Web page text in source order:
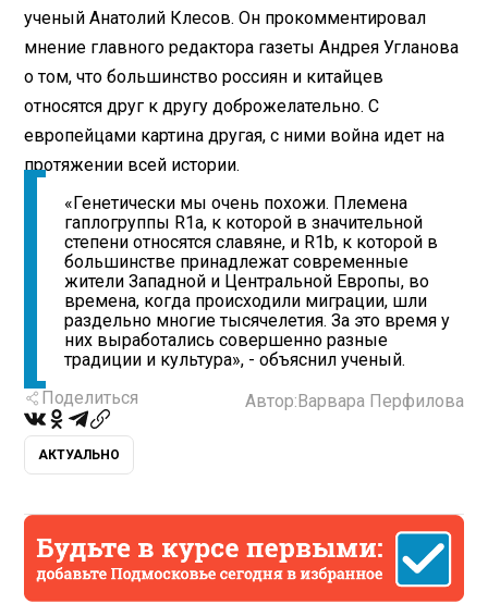
ученый Анатолий Клесов. Он прокомментировал
мнение главного редактора газеты Андрея Угланова
о том, что большинство россиян и китайцев
относятся друг к другу доброжелательно. С
европейцами картина другая, с ними война идет на
протяжении всей истории.
«Генетически мы очень похожи. Племена
гаплогруппы R1a, к которой в значительной
степени относятся славяне, и R1b, к которой в
большинстве принадлежат современные
жители Западной и Центральной Европы, во
времена, когда происходили миграции, шли
раздельно многие тысячелетия. За это время у
них выработались совершенно разные
традиции и культура», - объяснил ученый.
Поделиться
Автор: Варвара Перфилова
АКТУАЛЬНО